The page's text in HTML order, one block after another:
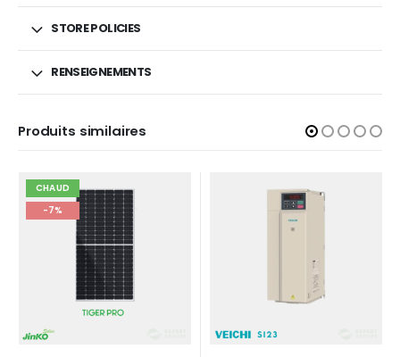
STORE POLICIES
RENSEIGNEMENTS
Produits similaires